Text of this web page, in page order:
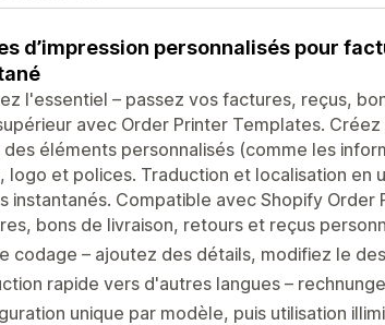
d’impression personnalisés pour
l'essentiel – passez vos factures, reçus,
avec Order Printer Templates.
des éléments personnalisés (comme les
logo et polices. Traduction et localisation en
instantanés. Compatible avec Shopify Order
bons de livraison, retours et reçus
codage – ajoutez des détails, modifiez le
rapide vers d'autres langues –
unique par modèle, puis utilisation